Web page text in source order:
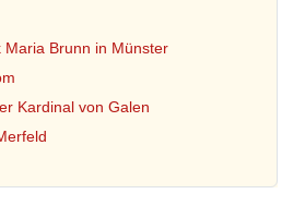
Maria Brunn in Münster
Kardinal von Galen